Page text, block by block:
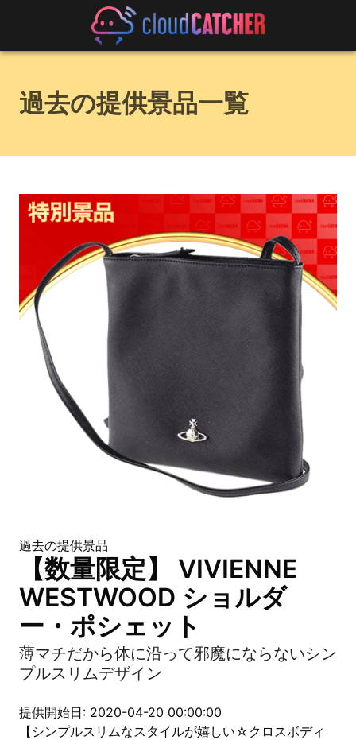
過去の提供景品一覧
過去の提供景品
【数量限定】 VIVIENNE
WESTWOOD ショルダ
ー・ポシェット
薄マチだから体に沿って邪魔にならないシン
プルスリムデザイン
提供開始日: 2020-04-20 00:00:00
【シンプルスリムなスタイルが嬉しい☆クロスボディ